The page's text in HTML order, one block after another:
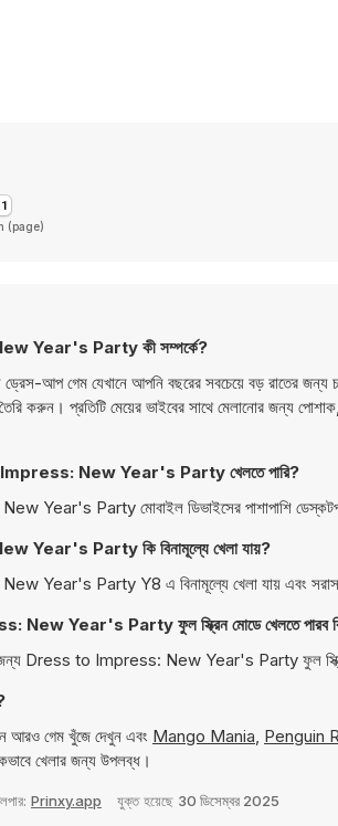
(page)
Year's Party কী সম্পর্কে?
ড্রেস-আপ গেম যেখানে আপনি বছরের সবচেয়ে বড় রাতের
করুন। প্রতিটি মেয়ের ভাইবের সাথে মেলানোর জন্য
Impress: New Year's Party খেলতে পারি?
Party মোবাইল ডিভাইসের পাশাপাশি ডেস্কটপ
Party কি বিনামূল্যে খেলা যায়?
Year's Party Y8 এ বিনামূল্যে খেলা যায় এবং
Year's Party ফুল স্ক্রিন মোডে খেলতে পারব
জন্য Dress to Impress: New Year's Party ফুল
আরও গেম খুঁজে দেখুন এবং Mango Mania, Penguin
খেলার জন্য উপলব্ধ।
Prinxy.app যুক্ত হয়েছে 30 ডিসেম্বর 2025